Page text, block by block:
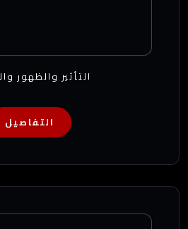
التأثير والظهور
التفاصيل